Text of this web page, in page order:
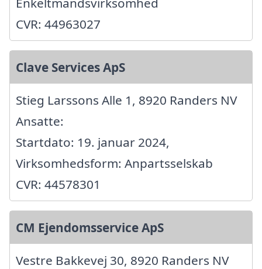
CVR: 44963027
Clave Services ApS
Stieg Larssons Alle 1, 8920 Randers NV
Ansatte:
Startdato: 19. januar 2024,
Virksomhedsform: Anpartsselskab
CVR: 44578301
CM Ejendomsservice ApS
Vestre Bakkevej 30, 8920 Randers NV